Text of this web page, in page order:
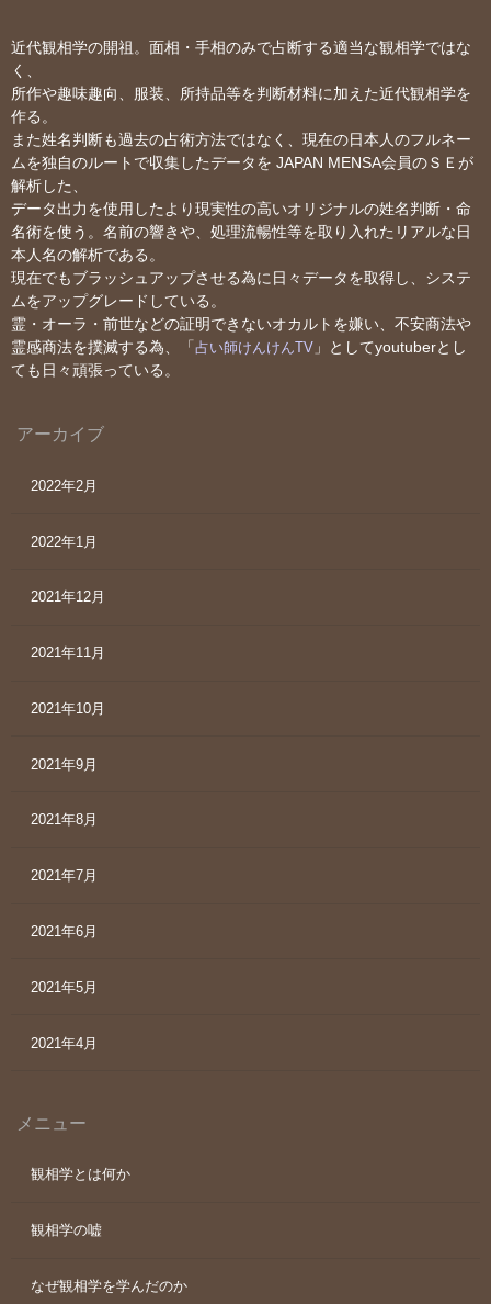
近代観相学の開祖。面相・手相のみで占断する適当な観相学ではな
く、
所作や趣味趣向、服装、所持品等を判断材料に加えた近代観相学を
作る。
また姓名判断も過去の占術方法ではなく、現在の日本人のフルネー
ムを独自のルートで収集したデータを JAPAN MENSA会員のＳＥが
解析した、
データ出力を使用したより現実性の高いオリジナルの姓名判断・命
名術を使う。名前の響きや、処理流暢性等を取り入れたリアルな日
本人名の解析である。
現在でもブラッシュアップさせる為に日々データを取得し、システ
ムをアップグレードしている。
霊・オーラ・前世などの証明できないオカルトを嫌い、不安商法や
霊感商法を撲滅する為、「 占い師けんけんTV 」としてyoutuberとし
ても日々頑張っている。
アーカイブ
2022年2月
2022年1月
2021年12月
2021年11月
2021年10月
2021年9月
2021年8月
2021年7月
2021年6月
2021年5月
2021年4月
メニュー
観相学とは何か
観相学の嘘
なぜ観相学を学んだのか